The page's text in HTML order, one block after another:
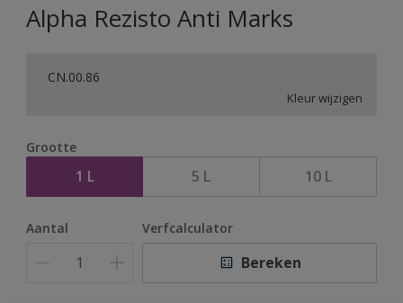
Alpha Rezisto Anti Marks
CN.00.86
Kleur wijzigen
Grootte
1 L 5 L 10 L
Aantal Verfcalculator
Bereken